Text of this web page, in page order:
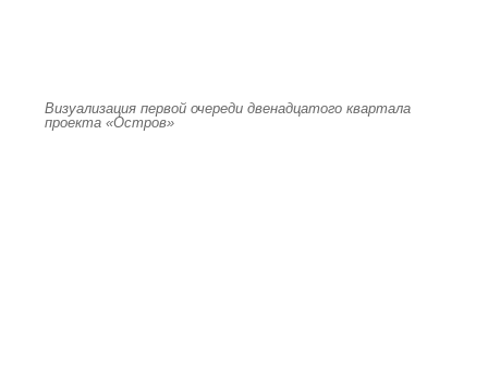
Визуализация первой очереди двенадцатого квартала
проекта «Остров»